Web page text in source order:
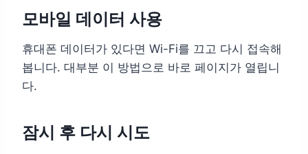
모바일 데이터 사용
휴대폰 데이터가 있다면 Wi-Fi를 끄고 다시 접속해
봅니다. 대부분 이 방법으로 바로 페이지가 열립니
다.
잠시 후 다시 시도